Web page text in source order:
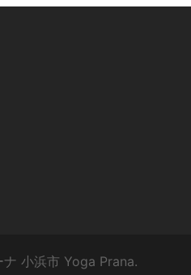
小浜市 Yoga Prana.